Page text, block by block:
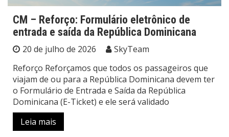
CM – Reforço: Formulário eletrônico de
entrada e saída da República Dominicana
20 de julho de 2026
SkyTeam
Reforço Reforçamos que todos os passageiros que
viajam de ou para a República Dominicana devem ter
o Formulário de Entrada e Saída da República
Dominicana (E-Ticket) e ele será validado
Leia mais